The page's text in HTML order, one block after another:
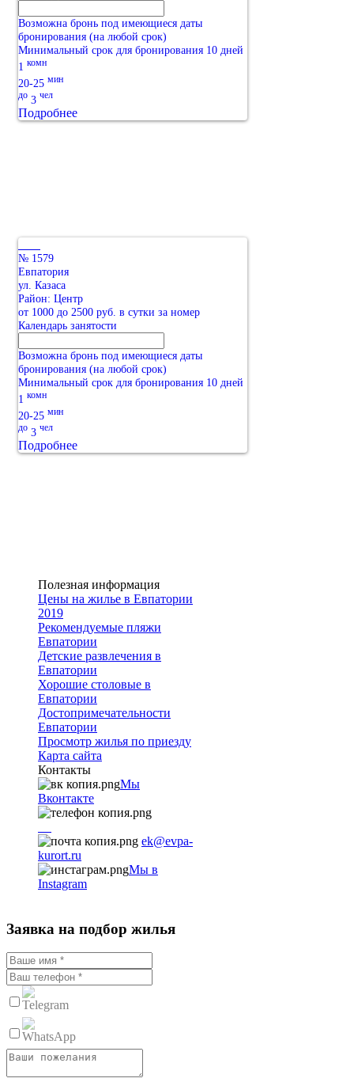
Возможна бронь под имеющиеся даты
бронирования (на любой срок)
Минимальный срок для бронирования 10 дней
1 комн
20-25 мин
до 3 чел
Подробнее
№ 1579
Евпатория
ул. Казаса
Район: Центр
от 1000 до 2500 руб. в сутки за номер
Календарь занятости
Возможна бронь под имеющиеся даты
бронирования (на любой срок)
Минимальный срок для бронирования 10 дней
1 комн
20-25 мин
до 3 чел
Подробнее
Полезная информация
Цены на жилье в Евпатории
2019
Рекомендуемые пляжи
Евпатории
Детские развлечения в
Евпатории
Хорошие столовые в
Евпатории
Достопримечательности
Евпатории
Просмотр жилья по приезду
Карта сайта
Контакты
Мы
Вконтакте
ek@evpa-
kurort.ru
Мы в
Instagram
Заявка на подбор жилья